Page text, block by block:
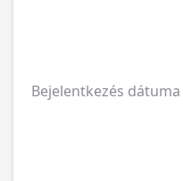
Bejelentkezés dátuma